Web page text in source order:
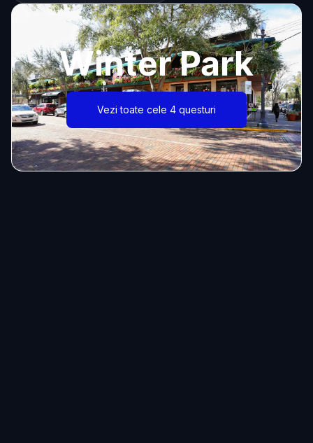
Winter Park
Vezi toate cele 4 questuri